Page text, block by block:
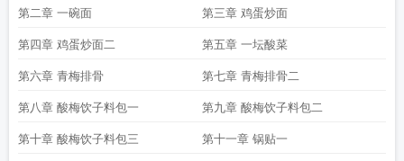
理寺小饭堂女主父亲谁害的
大理寺小饭堂温玄策留了啥大理寺小饭堂第三中文
网大理寺小饭堂免费 大理寺小饭堂讲什么故事大理寺小饭堂(漫漫步归)
分析大理 庙大理寺小饭堂在线阅读免费大理寺小饭堂笔趣阁手机版
堂大理寺小饭堂真相揭秘 大理寺小饭堂TXT免费 穿越成大理寺少卿之女
TXT大理寺庙大理寺小饭堂完结了吗 大理寺小饭堂在线阅读
第二章 一碗面 第三章 鸡蛋炒面
第四章 鸡蛋炒面二 第五章 一坛酸菜
第六章 青梅排骨 第七章 青梅排骨二
第八章 酸梅饮子料包一 第九章 酸梅饮子料包二
第十章 酸梅饮子料包三 第十一章 锅贴一